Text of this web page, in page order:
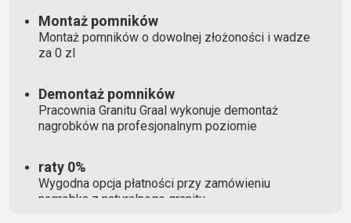
Montaż pomników
Montaż pomników o dowolnej złożoności i wadze
za 0 zl
Demontaż pomników
Pracownia Granitu Graal wykonuje demontaż
nagrobków na profesjonalnym poziomie
raty 0%
Wygodna opcja płatności przy zamówieniu
nagrobka z naturalnego granitu